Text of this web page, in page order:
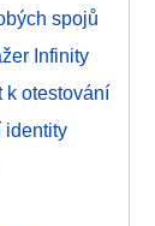
spojů
Infinity
k otestování
identity